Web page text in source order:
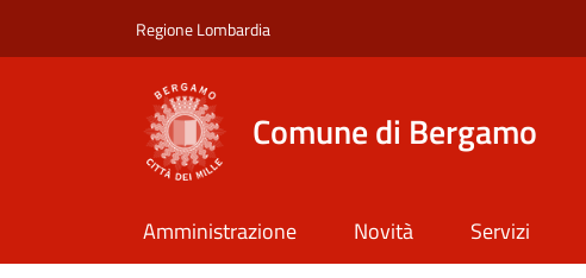
Regione Lombardia
Comune di Bergamo
Amministrazione Novità Servizi